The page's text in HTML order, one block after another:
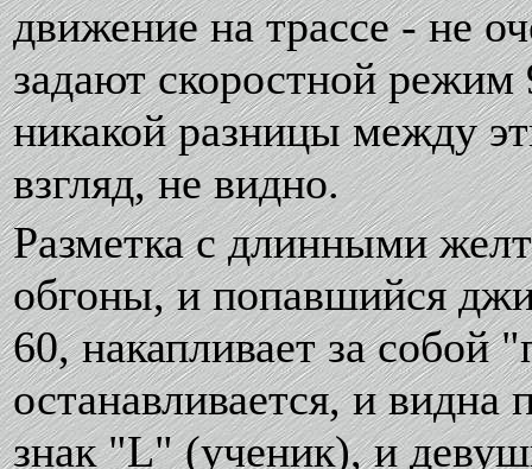
движение на трассе - не
задают скоростной
никакой разницы между
взгляд, не видно.
Разметка с длинными
обгоны, и попавшийся
60, накапливает за собой
останавливается, и видна
знак "L" (ученик), и